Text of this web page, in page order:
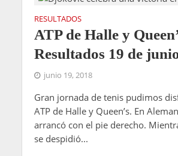
RESULTADOS
ATP de Halle y
Resultados 19 de
junio 19, 2018
Gran jornada de tenis pudimos
ATP de Halle y Queen’s. En
arrancó con el pie derecho.
se despidió...